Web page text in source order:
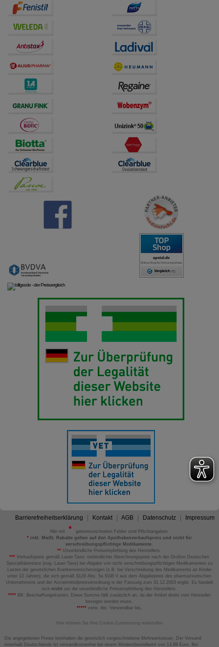
Besuchers oder unsere Seite an bevorzugte
Verhaltensweisen (z.B. Spracheinstellung)
anzupassen. Komfort-Cookies ermöglichen es uns
auch auf Ihre Bedürfnisse zugeschrittene Inhalte
anzuzeigen und unser Partnerprogramm zu
betreiben.
Statistik & Tracking:
Hierüber lassen sich
Informationen über die Art und Weise der Nutzung
unserer Website sammeln, mit deren Hilfe wir unsere
Website weiter für Sie optimieren können, den Inhalt
auf unserer Website aber auch die Werbung auf
Drittseiten möglichst relevant für Sie zu gestalten.
Bitte beachten Sie, dass Daten hierfür teilweise an
Dritte wie z.B. Google oder soziale Medien
übertragen werden.
Barrierefreiheitserklärung Kontakt AGB Datenschutz Impressum
Alle mit
gekennzeichneten Felder sind Pflichtangaben.
*inkl. MwSt. Rabatte gelten auf den Apothekenverkaufspreis und nicht für
verschreibungspflichtige Medikamente.
** Unverbindliche Preisempfehlung des Herstellers.
*** Verkaufspreis gemäß Lauer-Taxe; verbindlicher Abrechnungspreis nach der Großen Deutschen
Spezialitätentaxe (sog. Lauer-Taxe) bei Abgabe von nicht verschreibungspflichtigen Medikamenten zu
Lasten der gesetzlichen Krankenversicherungen (z.B. bei Verschreibung des Medikaments an Kinder
unter 12 Jahren), die sich gemäß §129 Abs. 5a SGB V aus dem Abgabepreis des pharmazeutischen
Unternehmens und der Arzneimittelpreisverordnung in der Fassung zum 31.12.2003 ergibt. Es handelt
sich nicht um die unverbindliche Preisempfehlung des Herstellers.
****BK: Beschaffungskosten. Diese Summe fällt zusätzlich an, da der Artikel direkt vom Hersteller
bezogen werden muss.
*****verw. bis: Verwendbar bis.
Hier können Sie Ihre Cookie-Zustimmung widerrufen
Die angegebenen Preise beinhalten die gesetzlich vorgeschriebene Mehrwertsteuer. Der Versand
innerhalb Deutschlands ist versandkostenfrei bei einem Mindestbestellwert von 13,99 Euro. Bei